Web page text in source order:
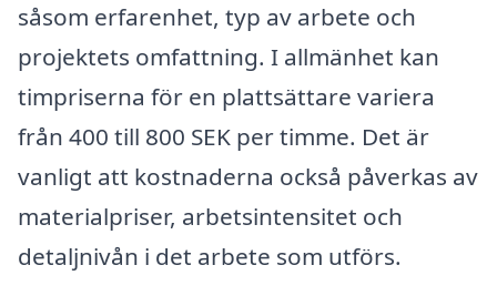
såsom erfarenhet, typ av arbete och
projektets omfattning. I allmänhet kan
timpriserna för en plattsättare variera
från 400 till 800 SEK per timme. Det är
vanligt att kostnaderna också påverkas av
materialpriser, arbetsintensitet och
detaljnivån i det arbete som utförs.